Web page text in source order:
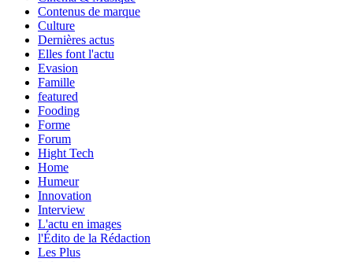
Contenus de marque
Culture
Dernières actus
Elles font l'actu
Evasion
Famille
featured
Fooding
Forme
Forum
Hight Tech
Home
Humeur
Innovation
Interview
L'actu en images
l'Édito de la Rédaction
Les Plus